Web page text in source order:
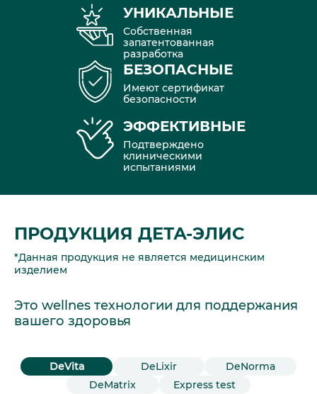
УНИКАЛЬНЫЕ
Собственная
запатентованная
разработка
БЕЗОПАСНЫЕ
Имеют сертификат
безопасности
ЭФФЕКТИВНЫЕ
Подтверждено
клиническими
испытаниями
ПРОДУКЦИЯ ДЕТА-ЭЛИС
*Данная продукция не является медицинским
изделием
Это wellnes технологии для поддержания
вашего здоровья
DeVita DeLixir
DeNorma
DeMatrix
Express test